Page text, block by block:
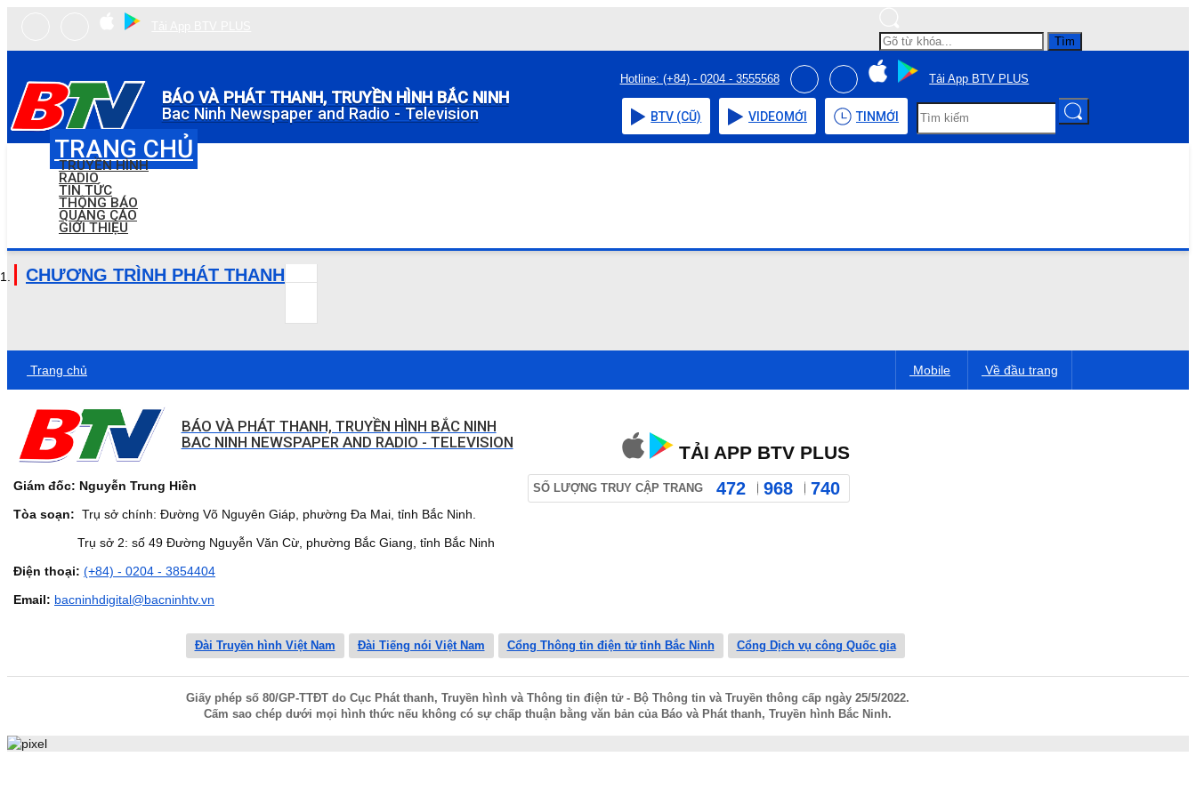
Tìm
BÁO VÀ PHÁT THANH, TRUYỀN HÌNH BẮC NINH
Bac Ninh Newspaper and Radio - Television
Hotline: (+84) - 0204 - 3555568 Tải App BTV PLUS
BTV (CŨ) VIDEOMỚI TIN MỚI
TRANG CHỦ
TRUYỀN HÌNH
RADIO
TIN TỨC
THÔNG BÁO
QUẢNG CÁO
GIỚI THIỆU
CHƯƠNG TRÌNH PHÁT THANH
Trang chủ Mobile Về đầu trang
BÁO VÀ PHÁT THANH, TRUYỀN HÌNH BẮC NINH
BAC NINH NEWSPAPER AND RADIO - TELEVISION
Giám đốc: Nguyễn Trung Hiền
Tòa soạn: Trụ sở chính: Đường Võ Nguyên Giáp, phường Đa Mai, tỉnh Bắc Ninh.
Trụ sở 2: số 49 Đường Nguyễn Văn Cừ, phường Bắc Giang, tỉnh Bắc Ninh
Điện thoại: (+84) - 0204 - 3854404
Email: bacninhdigital@bacninhtv.vn
TẢI APP BTV PLUS
472 968 740
SỐ LƯỢNG TRUY CẬP TRANG
Đài Truyền hình Việt Nam Đài Tiếng nói Việt Nam Cổng Thông tin điện tử tỉnh Bắc Ninh Cổng Dịch vụ công Quốc gia
Giấy phép số 80/GP-TTĐT do Cục Phát thanh, Truyền hình và Thông tin điện tử - Bộ Thông tin và Truyền thông cấp ngày 25/5/2022.
Cấm sao chép dưới mọi hình thức nếu không có sự chấp thuận bằng văn bản của Báo và Phát thanh, Truyền hình Bắc Ninh.